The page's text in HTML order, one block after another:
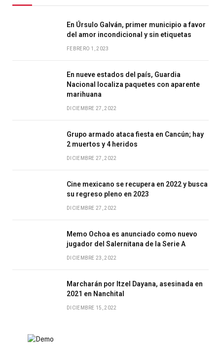
En Úrsulo Galván, primer municipio a favor
del amor incondicional y sin etiquetas
FEBRERO 1, 2023
En nueve estados del país, Guardia
Nacional localiza paquetes con aparente
marihuana
DICIEMBRE 27, 2022
Grupo armado ataca fiesta en Cancún; hay
2 muertos y 4 heridos
DICIEMBRE 27, 2022
Cine mexicano se recupera en 2022 y busca
su regreso pleno en 2023
DICIEMBRE 27, 2022
Memo Ochoa es anunciado como nuevo
jugador del Salernitana de la Serie A
DICIEMBRE 23, 2022
Marcharán por Itzel Dayana, asesinada en
2021 en Nanchital
DICIEMBRE 15, 2022